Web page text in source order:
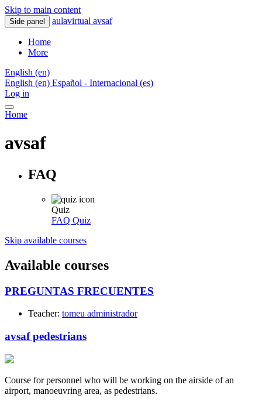
Skip to main content
Side panel aulavirtual avsaf
Home
More
English ‎(en)‎
English ‎(en)‎ Español - Internacional ‎(es)‎
Log in
Home
avsaf
FAQ
Quiz
FAQ Quiz
Skip available courses
Available courses
PREGUNTAS FRECUENTES
Teacher: tomeu administrador
avsaf pedestrians
Course for personnel who will be working on the airside of an
airport, manoeuvring area, as pedestrians.